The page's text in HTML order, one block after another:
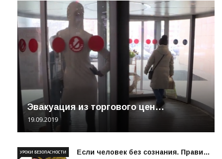
Эвакуация из торгового цен…
19.09.2019
Если человек без сознания. Прави…
УРОКИ БЕЗОПАСНОСТИ